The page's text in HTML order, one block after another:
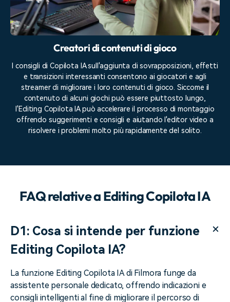
Creatori di contenuti di gioco
I consigli di Copilota IA sull'aggiunta di sovrapposizioni, effetti
e transizioni interessanti consentono ai giocatori e agli
streamer di migliorare i loro contenuti di gioco. Siccome il
contenuto di alcuni giochi può essere piuttosto lungo,
l'Editing Copilota IA può accelerare il processo di montaggio
offrendo suggerimenti e consigli e aiutando l'editor video a
risolvere i problemi molto più rapidamente del solito.
FAQ relative a Editing Copilota IA
D1: Cosa si intende per funzione
Editing Copilota IA?
La funzione Editing Copilota IA di Filmora funge da
assistente personale dedicato, offrendo indicazioni e
consigli intelligenti al fine di migliorare il percorso di